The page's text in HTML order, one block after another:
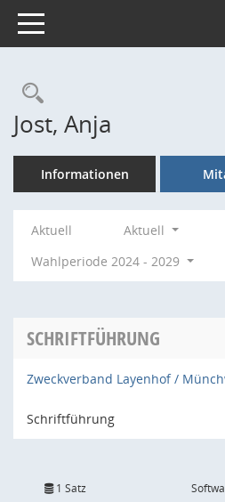
Toggle navigation
Rechercheauswahl
Jost, Anja
Informationen
Aktuell
Aktuell
Wahlperiode 2024 - 2029
SCHRIFTFÜHRUNG
Zweckverband Layenhof /
Schriftführung
1 Satz